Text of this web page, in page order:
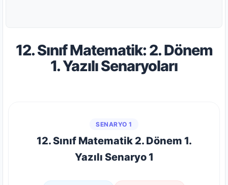
12. Sınıf Matematik: 2. Dönem
1. Yazılı Senaryoları
SENARYO 1
12. Sınıf Matematik 2. Dönem 1.
Yazılı Senaryo 1